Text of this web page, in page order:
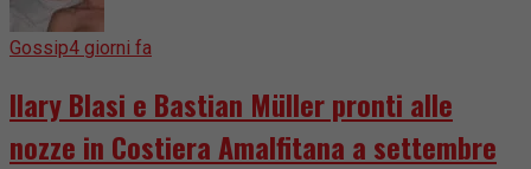
Gossip4 giorni fa
Ilary Blasi e Bastian Müller pronti alle
nozze in Costiera Amalfitana a settembre